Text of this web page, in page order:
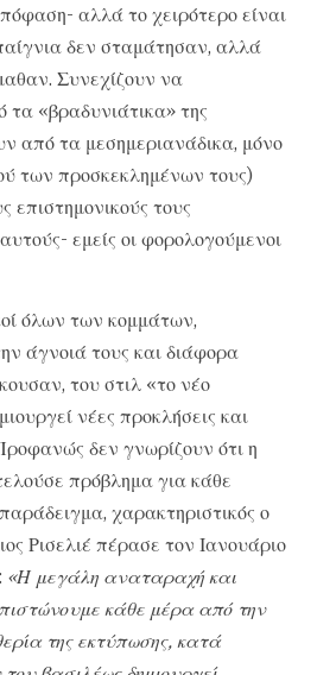
αλλά το χειρότερο είναι
δεν σταμάτησαν, αλλά
Συνεχίζουν να
«βραδυνιάτικα» της
από τα μεσημεριανάδικα, μόνο
των προσκεκλημένων τους)
επιστημονικούς τους
εμείς οι φορολογούμενοι
όλων των κομμάτων,
άγνοιά τους και διάφορα
του στιλ «το νέο
νέες προκλήσεις και
δεν γνωρίζουν ότι η
πρόβλημα για κάθε
χαρακτηριστικός ο
Ρισελιέ πέρασε τον Ιανουάριο
«Η μεγάλη αναταραχή και
κάθε μέρα από την
της εκτύπωσης, κατά